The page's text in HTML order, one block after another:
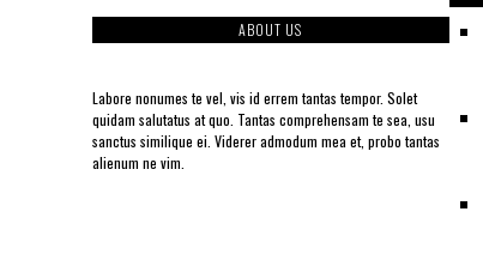
ABOUT US
Labore nonumes te vel, vis id errem tantas tempor. Solet
quidam salutatus at quo. Tantas comprehensam te sea, usu
sanctus similique ei. Viderer admodum mea et, probo tantas
alienum ne vim.